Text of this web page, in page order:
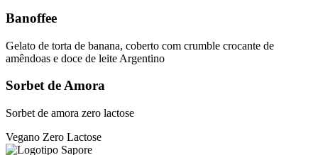
Banoffee
Gelato de torta de banana, coberto com crumble crocante de
amêndoas e doce de leite Argentino
Sorbet de Amora
Sorbet de amora zero lactose
Vegano Zero Lactose